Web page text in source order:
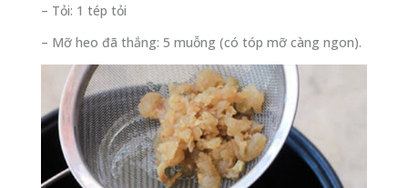
– Tỏi: 1 tép tỏi
– Mỡ heo đã thắng: 5 muỗng (có tóp mỡ càng ngon).